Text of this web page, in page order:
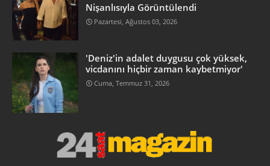
Nişanlısıyla Görüntülendi
Pazartesi, Ağustos 03, 2026
'Deniz'in adalet duygusu çok yüksek,
vicdanını hiçbir zaman kaybetmiyor'
Cuma, Temmuz 31, 2026